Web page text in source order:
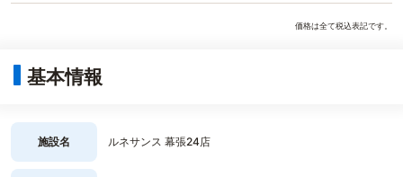
価格は全て税込表記です。
基本情報
施設名 ルネサンス 幕張24店